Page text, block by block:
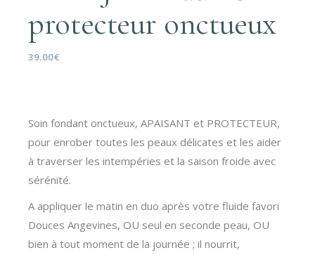
protecteur onctueux
39.00€
Soin fondant onctueux, APAISANT et PROTECTEUR,
pour enrober toutes les peaux délicates et les aider
à traverser les intempéries et la saison froide avec
sérénité.
A appliquer le matin en duo après votre fluide favori
Douces Angevines, OU seul en seconde peau, OU
bien à tout moment de la journée ; il nourrit,